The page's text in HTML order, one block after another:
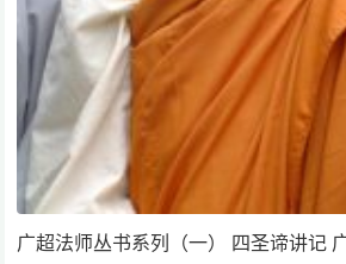
广超法师丛书系列（一） 四圣谛讲记